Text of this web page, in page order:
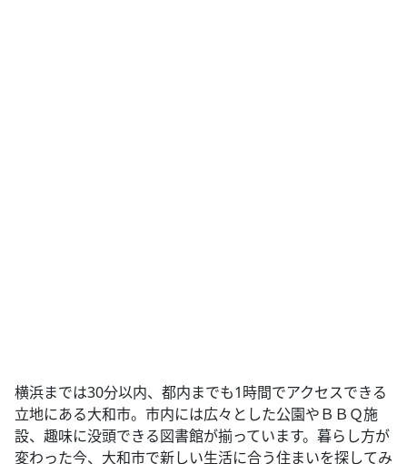
横浜までは30分以内、都内までも1時間でアクセスできる
立地にある大和市。市内には広々とした公園やＢＢＱ施
設、趣味に没頭できる図書館が揃っています。暮らし方が
変わった今、大和市で新しい生活に合う住まいを探してみ